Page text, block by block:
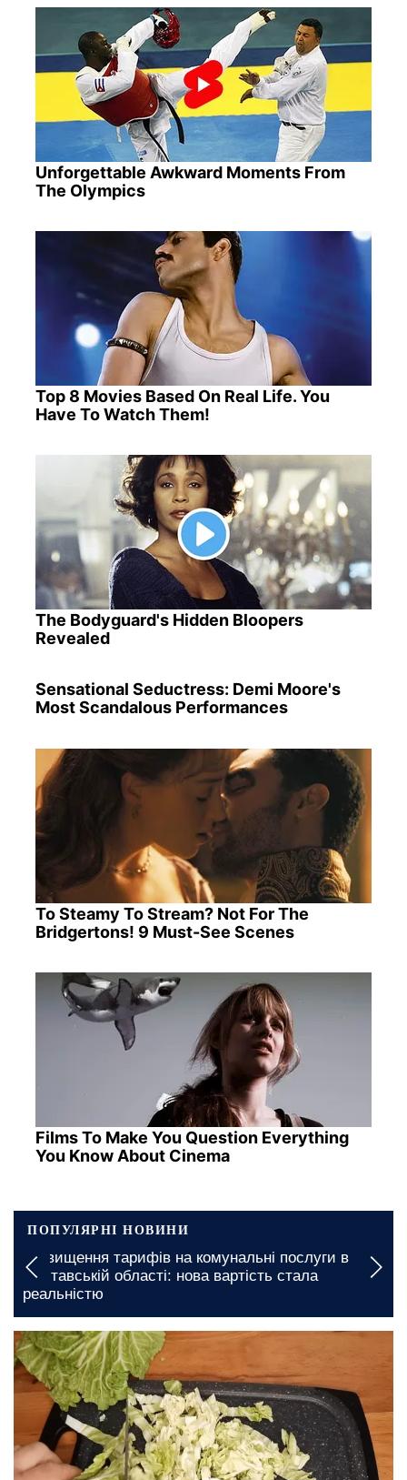
Unforgettable Awkward Moments From
The Olympics
Top 8 Movies Based On Real Life. You
Have To Watch Them!
The Bodyguard's Hidden Bloopers
Revealed
Sensational Seductress: Demi Moore's
Most Scandalous Performances
To Steamy To Stream? Not For The
Bridgertons! 9 Must-See Scenes
Films To Make You Question Everything
You Know About Cinema
ПОПУЛЯРНІ НОВИНИ
послуги в
стала
Грошова допомога в Одеській
документи необхідні для
13 травня, 12:40